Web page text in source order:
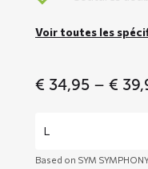
Voir toutes les
€ 34,95 – €
Based on SYM